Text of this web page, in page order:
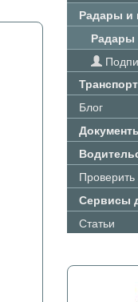
Радары и
Блог
Сервисы
Статьи